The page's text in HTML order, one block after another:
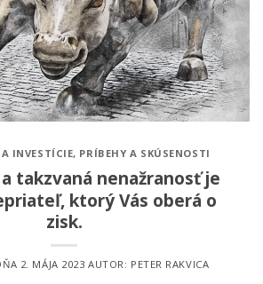
INVESTÍCIE, PRÍBEHY A SKÚSENOSTI
takzvaná nenažranosť je
ktorý Vás oberá o
zisk.
2. MÁJA 2023 AUTOR: PETER RAKVICA